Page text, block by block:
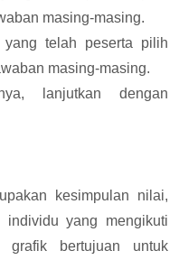
masing-masing.
telah peserta pilih
masing-masing.
lanjutkan dengan
kesimpulan nilai,
individu yang mengikuti
bertujuan untuk